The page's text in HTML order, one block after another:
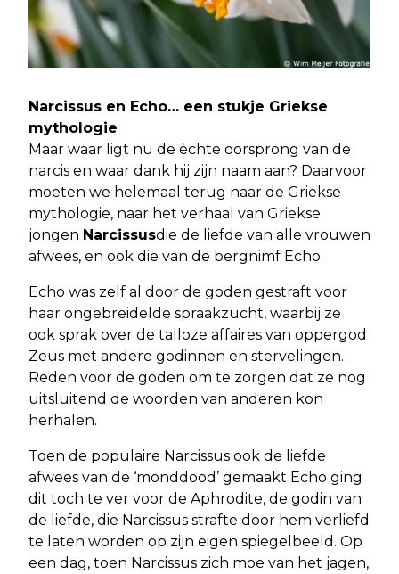
Narcissus en Echo… een stukje Griekse
mythologie
Maar waar ligt nu de èchte oorsprong van de
narcis en waar dank hij zijn naam aan? Daarvoor
moeten we helemaal terug naar de Griekse
mythologie, naar het verhaal van Griekse
jongen Narcissusdie de liefde van alle vrouwen
afwees, en ook die van de bergnimf Echo.
Echo was zelf al door de goden gestraft voor
haar ongebreidelde spraakzucht, waarbij ze
ook sprak over de talloze affaires van oppergod
Zeus met andere godinnen en stervelingen.
Reden voor de goden om te zorgen dat ze nog
uitsluitend de woorden van anderen kon
herhalen.
Toen de populaire Narcissus ook de liefde
afwees van de ‘monddood’ gemaakt Echo ging
dit toch te ver voor de Aphrodite, de godin van
de liefde, die Narcissus strafte door hem verliefd
te laten worden op zijn eigen spiegelbeeld. Op
een dag, toen Narcissus zich moe van het jagen,